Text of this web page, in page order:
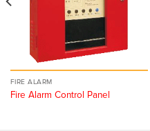
FIRE ALARM
Fire Alarm Control Panel